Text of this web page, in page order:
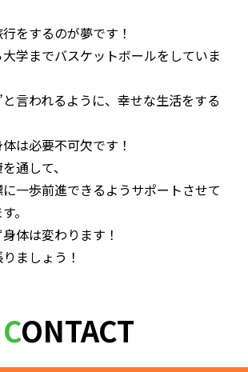
をするのが夢です！
学までバスケットボールをしていま
言われるように、幸せな生活をする
は必要不可欠です！
通して、
一歩前進できるようサポートさせて
。
体は変わります！
ましょう！
CONTACT